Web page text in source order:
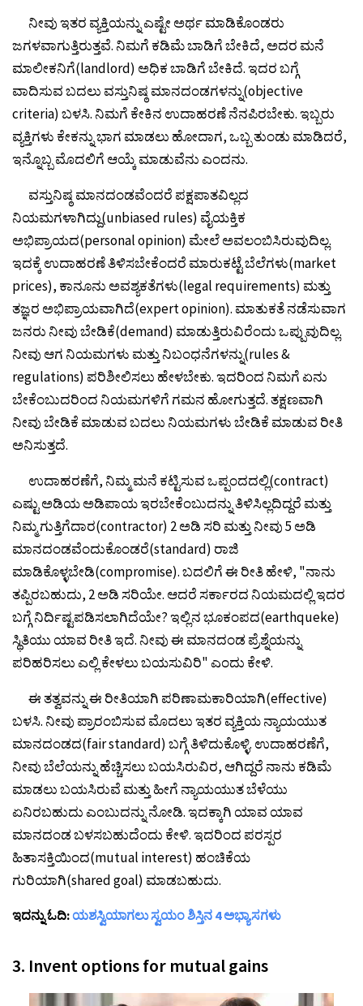
ನೀವು ಇತರ ವ್ಯಕ್ತಿಯನ್ನು ಎಷ್ಟೇ ಅರ್ಥ ಮಾಡಿಕೊಂಡರು
ಜಗಳವಾಗುತ್ತಿರುತ್ತವೆ. ನಿಮಗೆ ಕಡಿಮೆ ಬಾಡಿಗೆ ಬೇಕಿದೆ, ಅದರ ಮನೆ
ಮಾಲೀಕನಿಗೆ(landlord) ಅಧಿಕ ಬಾಡಿಗೆ ಬೇಕಿದೆ. ಇದರ ಬಗ್ಗೆ
ವಾದಿಸುವ ಬದಲು ವಸ್ತುನಿಷ್ಠ ಮಾನದಂಡಗಳನ್ನು(objective
criteria) ಬಳಸಿ. ನಿಮಗೆ ಕೇಕಿನ ಉದಾಹರಣೆ ನೆನಪಿರಬೇಕು. ಇಬ್ಬರು
ವ್ಯಕ್ತಿಗಳು ಕೇಕನ್ನು ಭಾಗ ಮಾಡಲು ಹೋದಾಗ, ಒಬ್ಬ ತುಂಡು ಮಾಡಿದರೆ,
ಇನ್ನೊಬ್ಬ ಮೊದಲಿಗೆ ಆಯ್ಕೆ ಮಾಡುವೆನು ಎಂದನು.
ವಸ್ತುನಿಷ್ಠ ಮಾನದಂಡವೆಂದರೆ ಪಕ್ಷಪಾತವಿಲ್ಲದ
ನಿಯಮಗಳಾಗಿದ್ದು(unbiased rules) ವೈಯಕ್ತಿಕ
ಅಭಿಪ್ರಾಯದ(personal opinion) ಮೇಲೆ ಅವಲಂಬಿಸಿರುವುದಿಲ್ಲ.
ಇದಕ್ಕೆ ಉದಾಹರಣೆ ತಿಳಿಸಬೇಕೆಂದರೆ ಮಾರುಕಟ್ಟೆ ಬೆಲೆಗಳು(market
prices), ಕಾನೂನು ಅವಶ್ಯಕತೆಗಳು(legal requirements) ಮತ್ತು
ತಜ್ಞರ ಅಭಿಪ್ರಾಯವಾಗಿದೆ(expert opinion). ಮಾತುಕತೆ ನಡೆಸುವಾಗ
ಜನರು ನೀವು ಬೇಡಿಕೆ(demand) ಮಾಡುತ್ತಿರುವಿರೆಂದು ಒಪ್ಪುವುದಿಲ್ಲ.
ನೀವು ಆಗ ನಿಯಮಗಳು ಮತ್ತು ನಿಬಂಧನೆಗಳನ್ನು(rules &
regulations) ಪರಿಶೀಲಿಸಲು ಹೇಳಬೇಕು. ಇದರಿಂದ ನಿಮಗೆ ಏನು
ಬೇಕೆಂಬುದರಿಂದ ನಿಯಮಗಳಿಗೆ ಗಮನ ಹೋಗುತ್ತದೆ. ತಕ್ಷಣವಾಗಿ
ನೀವು ಬೇಡಿಕೆ ಮಾಡುವ ಬದಲು ನಿಯಮಗಳು ಬೇಡಿಕೆ ಮಾಡುವ ರೀತಿ
ಅನಿಸುತ್ತದೆ.
ಉದಾಹರಣೆಗೆ, ನಿಮ್ಮ ಮನೆ ಕಟ್ಟಿಸುವ ಒಪ್ಪಂದದಲ್ಲಿ(contract)
ಎಷ್ಟು ಅಡಿಯ ಅಡಿಪಾಯ ಇರಬೇಕೆಂಬುದನ್ನು ತಿಳಿಸಿಲ್ಲದಿದ್ದರೆ ಮತ್ತು
ನಿಮ್ಮ ಗುತ್ತಿಗೆದಾರ(contractor) 2 ಅಡಿ ಸರಿ ಮತ್ತು ನೀವು 5 ಅಡಿ
ಮಾನದಂಡವೆಂದುಕೊಂಡರೆ(standard) ರಾಜಿ
ಮಾಡಿಕೊಳ್ಳಬೇಡಿ(compromise). ಬದಲಿಗೆ ಈ ರೀತಿ ಹೇಳಿ, "ನಾನು
ತಪ್ಪಿರಬಹುದು, 2 ಅಡಿ ಸರಿಯೇ. ಆದರೆ ಸರ್ಕಾರದ ನಿಯಮದಲ್ಲಿ ಇದರ
ಬಗ್ಗೆ ನಿರ್ದಿಷ್ಟಪಡಿಸಲಾಗಿದೆಯೇ? ಇಲ್ಲಿನ ಭೂಕಂಪದ(earthqueke)
ಸ್ಥಿತಿಯು ಯಾವ ರೀತಿ ಇದೆ. ನೀವು ಈ ಮಾನದಂಡ ಪ್ರೆಶ್ನೆಯನ್ನು
ಪರಿಹರಿಸಲು ಎಲ್ಲಿ ಕೇಳಲು ಬಯಸುವಿರಿ" ಎಂದು ಕೇಳಿ.
ಈ ತತ್ವವನ್ನು ಈ ರೀತಿಯಾಗಿ ಪರಿಣಾಮಕಾರಿಯಾಗಿ(effective)
ಬಳಸಿ. ನೀವು ಪ್ರಾರಂಬಿಸುವ ಮೊದಲು ಇತರ ವ್ಯಕ್ತಿಯ ನ್ಯಾಯಯುತ
ಮಾನದಂಡದ(fair standard) ಬಗ್ಗೆ ತಿಳಿದುಕೊಳ್ಳಿ. ಉದಾಹರಣೆಗೆ,
ನೀವು ಬೆಲೆಯನ್ನು ಹೆಚ್ಚಿಸಲು ಬಯಸಿರುವಿರ, ಆಗಿದ್ದರೆ ನಾನು ಕಡಿಮೆ
ಮಾಡಲು ಬಯಸಿರುವೆ ಮತ್ತು ಹೀಗೆ ನ್ಯಾಯಯುತ ಬೆಳೆಯು
ಏನಿರಬಹುದು ಎಂಬುದನ್ನು ನೋಡಿ. ಇದಕ್ಕಾಗಿ ಯಾವ ಯಾವ
ಮಾನದಂಡ ಬಳಸಬಹುದೆಂದು ಕೇಳಿ. ಇದರಿಂದ ಪರಸ್ಪರ
ಹಿತಾಸಕ್ತಿಯಿಂದ(mutual interest) ಹಂಚಿಕೆಯ
ಗುರಿಯಾಗಿ(shared goal) ಮಾಡಬಹುದು.
ಇದನ್ನು ಓದಿ: ಯಶಸ್ವಿಯಾಗಲು ಸ್ವಯಂ ಶಿಸ್ತಿನ 4 ಅಭ್ಯಾಸಗಳು
3. Invent options for mutual gains